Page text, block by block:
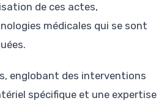
de ces actes,
médicales qui se sont
englobant des interventions
spécifique et une expertise